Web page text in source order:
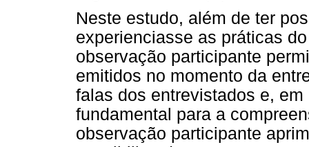
Neste estudo, além de ter
experienciasse as práticas
observação participante
emitidos no momento da
falas dos entrevistados e,
fundamental para a
observação participante